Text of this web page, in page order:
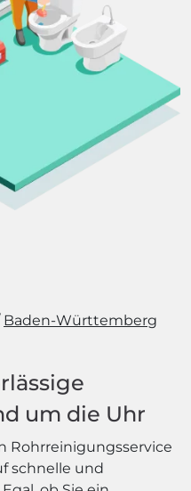
Baden-Württemberg
um die Uhr
Rohrreinigungsservice
schnelle und